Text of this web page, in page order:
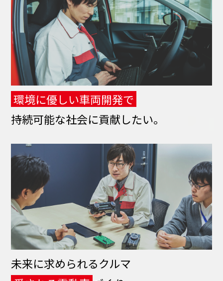
環境に優しい車両開発で
持続可能な社会に貢献したい。
未来に求められるクルマ